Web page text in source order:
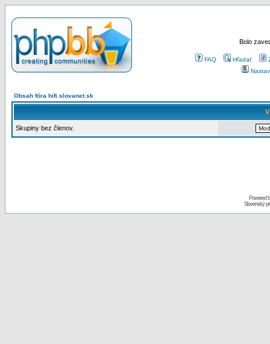
Bolo
FAQ Hľadať
Obsah fóra hifi.slovanet.sk
Skupiny bez členov.
Powered
Slovenský